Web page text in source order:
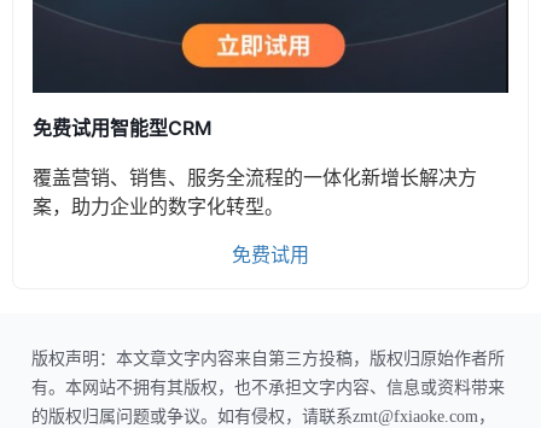
免费试用智能型CRM
覆盖营销、销售、服务全流程的一体化新增长解决方
案，助力企业的数字化转型。
免费试用
版权声明：本文章文字内容来自第三方投稿，版权归原始作者所
有。本网站不拥有其版权，也不承担文字内容、信息或资料带来
的版权归属问题或争议。如有侵权，请联系zmt@fxiaoke.com，